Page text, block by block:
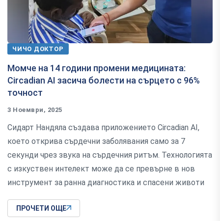
ЧИЧО ДОКТОР
Момче на 14 години промени медицината:
Circadian AI засича болести на сърцето с 96%
точност
3 Ноември, 2025
Сидарт Нандяла създава приложението Circadian AI,
което открива сърдечни заболявания само за 7
секунди чрез звука на сърдечния ритъм. Технологията
с изкуствен интелект може да се превърне в нов
инструмент за ранна диагностика и спасени животи
ПРОЧЕТИ ОЩЕ